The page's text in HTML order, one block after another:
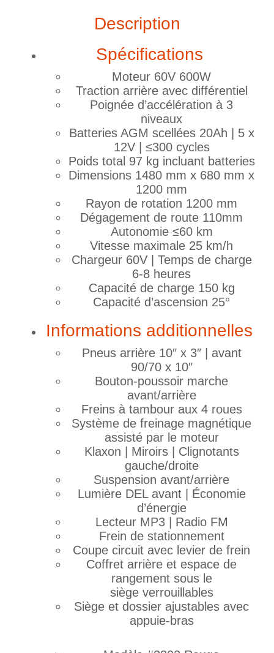
Description
Spécifications
Moteur 60V 600W
Traction arrière avec différentiel
Poignée d’accélération à 3
niveaux
Batteries AGM scellées 20Ah | 5 x
12V | ≤300 cycles
Poids total 97 kg incluant batteries
Dimensions 1480 mm x 680 mm x
1200 mm
Rayon de rotation 1200 mm
Dégagement de route 110mm
Autonomie ≤60 km
Vitesse maximale 25 km/h
Chargeur 60V | Temps de charge
6-8 heures
Capacité de charge 150 kg
Capacité d’ascension 25°
Informations additionnelles
Pneus arrière 10″ x 3″ | avant
90/70 x 10″
Bouton-poussoir marche
avant/arrière
Freins à tambour aux 4 roues
Système de freinage magnétique
assisté par le moteur
Klaxon | Miroirs | Clignotants
gauche/droite
Suspension avant/arrière
Lumière DEL avant | Économie
d’énergie
Lecteur MP3 | Radio FM
Frein de stationnement
Coupe circuit avec levier de frein
Coffret arrière et espace de
rangement sous le
siège verrouillables
Siège et dossier ajustables avec
appuie-bras